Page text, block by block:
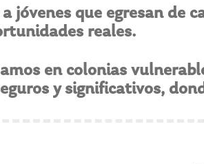
jóvenes que egresan de
reales.
en colonias
y significativos,